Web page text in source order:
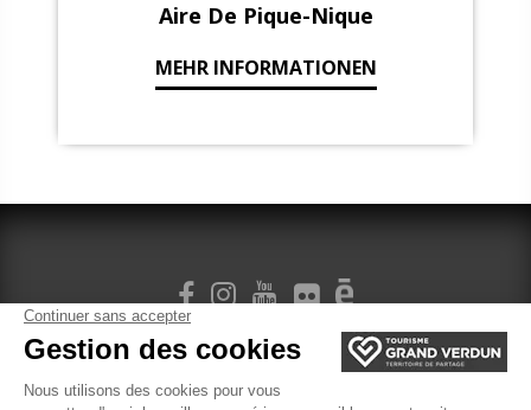
Aire De Pique-Nique
MEHR INFORMATIONEN